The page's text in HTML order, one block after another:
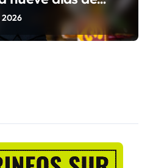
y
todos los
2026